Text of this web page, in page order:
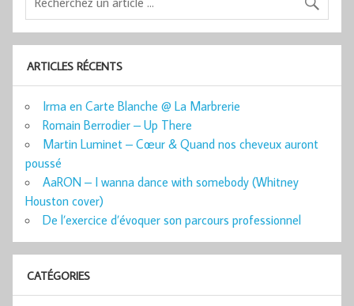
ARTICLES RÉCENTS
Irma en Carte Blanche @ La Marbrerie
Romain Berrodier – Up There
Martin Luminet – Cœur & Quand nos cheveux auront
poussé
AaRON – I wanna dance with somebody (Whitney
Houston cover)
De l’exercice d’évoquer son parcours professionnel
CATÉGORIES